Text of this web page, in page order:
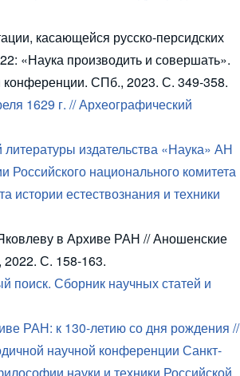
касающейся русско-персидских
«Наука производить и совершать».
СПб., 2023. С. 349-358.
1629 г. // Археографический
издательства «Наука» АН
национального комитета
естествознания и техники
в Архиве РАН // Аношенские
2022. С. 158-163.
Сборник научных статей и
РАН: к 130-летию со дня рождения //
научной конференции Санкт-